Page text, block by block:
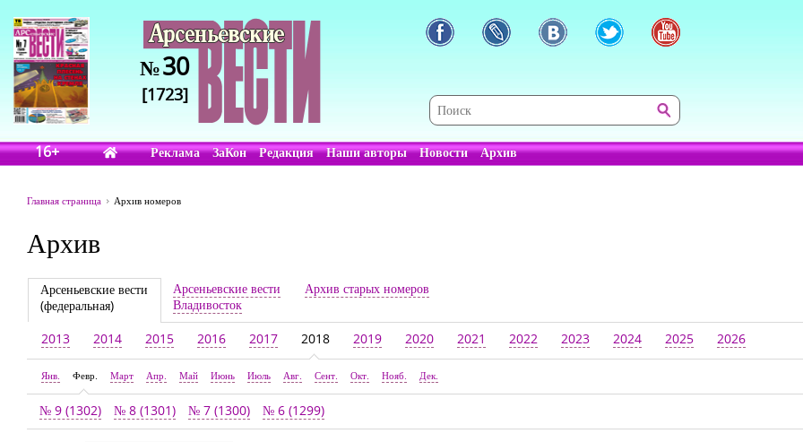
№30
[1723]
16+ Реклама ЗаКон Редакция Наши авторы Новости Архив
Главная страница Архив номеров
Архив
Арсеньевские вести
(федеральная)
Арсеньевские вести
Владивосток
Архив старых номеров
2013 2014 2015 2016 2017 2018 2019 2020 2021 2022 2023 2024 2025 2026
Янв. Февр. Март Апр. Май Июнь Июль Авг. Сент. Окт. Нояб. Дек.
№ 9 (1302) № 8 (1301) № 7 (1300) № 6 (1299)